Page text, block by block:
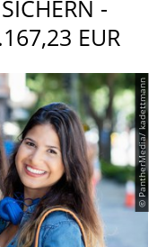
-
EUR
© PantherMedia/ kadettmann